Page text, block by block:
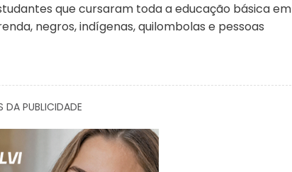
que cursaram toda a educação básica em
negros, indígenas, quilombolas e pessoas
DA PUBLICIDADE